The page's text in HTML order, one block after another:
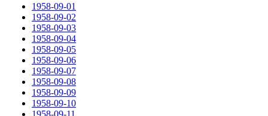
1958-09-01
1958-09-02
1958-09-03
1958-09-04
1958-09-05
1958-09-06
1958-09-07
1958-09-08
1958-09-09
1958-09-10
1958-09-11